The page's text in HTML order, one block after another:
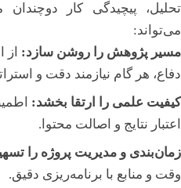
تحلیل، پیچیدگی کار
می‌تواند:
مسیر پژوهش را روشن سازد:
دفاع، هر گام نیازمند دقت و
کیفیت علمی را ارتقا بخشد:
اعتبار نتایج و اصالت محتوا.
زمان‌بندی و مدیریت پروژه را
وقت و منابع با برنامه‌ریزی دقیق.